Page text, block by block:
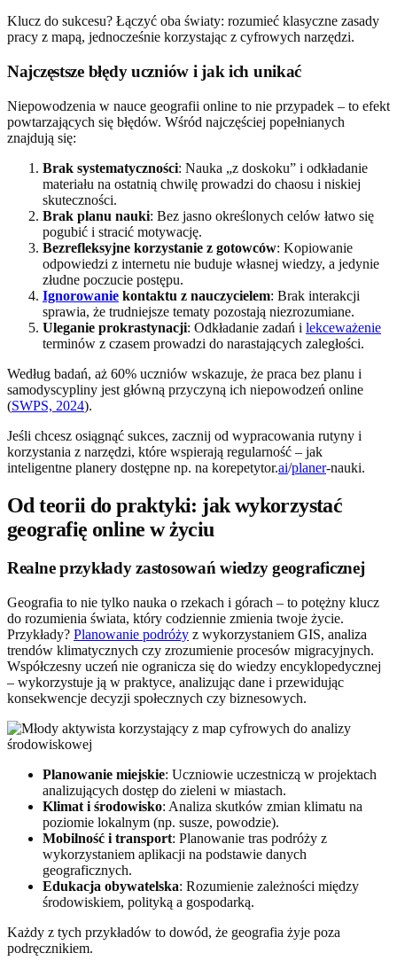
Klucz do sukcesu? Łączyć oba światy: rozumieć klasyczne zasady
pracy z mapą, jednocześnie korzystając z cyfrowych narzędzi.
Najczęstsze błędy uczniów i jak ich unikać
Niepowodzenia w nauce geografii online to nie przypadek – to efekt
powtarzających się błędów. Wśród najczęściej popełnianych
znajdują się:
Brak systematyczności: Nauka „z doskoku” i odkładanie
materiału na ostatnią chwilę prowadzi do chaosu i niskiej
skuteczności.
Brak planu nauki: Bez jasno określonych celów łatwo się
pogubić i stracić motywację.
Bezrefleksyjne korzystanie z gotowców: Kopiowanie
odpowiedzi z internetu nie buduje własnej wiedzy, a jedynie
złudne poczucie postępu.
Ignorowanie kontaktu z nauczycielem: Brak interakcji
sprawia, że trudniejsze tematy pozostają niezrozumiane.
Uleganie prokrastynacji: Odkładanie zadań i lekceważenie
terminów z czasem prowadzi do narastających zaległości.
Według badań, aż 60% uczniów wskazuje, że praca bez planu i
samodyscypliny jest główną przyczyną ich niepowodzeń online
(SWPS, 2024).
Jeśli chcesz osiągnąć sukces, zacznij od wypracowania rutyny i
korzystania z narzędzi, które wspierają regularność – jak
inteligentne planery dostępne np. na korepetytor.ai/planer-nauki.
Od teorii do praktyki: jak wykorzystać
geografię online w życiu
Realne przykłady zastosowań wiedzy geograficznej
Geografia to nie tylko nauka o rzekach i górach – to potężny klucz
do rozumienia świata, który codziennie zmienia twoje życie.
Przykłady? Planowanie podróży z wykorzystaniem GIS, analiza
trendów klimatycznych czy zrozumienie procesów migracyjnych.
Współczesny uczeń nie ogranicza się do wiedzy encyklopedycznej
– wykorzystuje ją w praktyce, analizując dane i przewidując
konsekwencje decyzji społecznych czy biznesowych.
Planowanie miejskie: Uczniowie uczestniczą w projektach
analizujących dostęp do zieleni w miastach.
Klimat i środowisko: Analiza skutków zmian klimatu na
poziomie lokalnym (np. susze, powodzie).
Mobilność i transport: Planowanie tras podróży z
wykorzystaniem aplikacji na podstawie danych
geograficznych.
Edukacja obywatelska: Rozumienie zależności między
środowiskiem, polityką a gospodarką.
Każdy z tych przykładów to dowód, że geografia żyje poza
podręcznikiem.